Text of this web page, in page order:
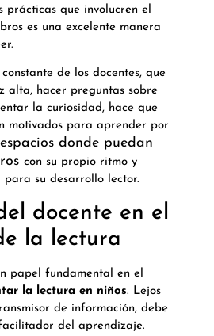
prácticas que involucren el
es una excelente manera
de los docentes, que
alta, hacer preguntas sobre
la curiosidad, hace que
motivados para aprender por
donde puedan
con su propio ritmo y
para su desarrollo lector.
docente en el
la lectura
papel fundamental en el
la lectura en niños. Lejos
de información, debe
del aprendizaje.